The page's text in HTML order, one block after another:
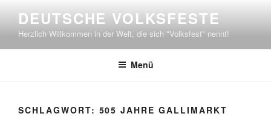
springen
DEUTSCHE VOLKSFESTE
Herzlich Willkommen in der Welt, die sich "Volksfest" nennt!
Menü
SCHLAGWORT: 505 JAHRE GALLIMARKT